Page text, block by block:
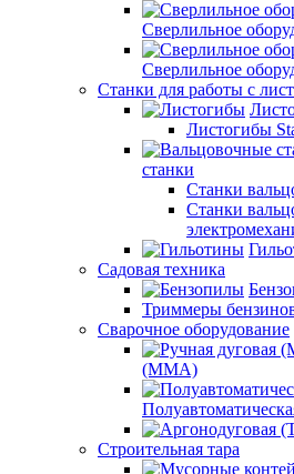
Сверлильное
Сверлильное
Станки для работы с
Листогибы
станки
Станки
Станки
Садовая техника
Триммеры
Сварочное оборудование
(MMA)
Строительная тара